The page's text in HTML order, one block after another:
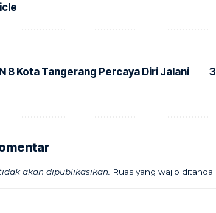
8 Kota Tangerang Percaya Diri Jalani
akan dipublikasikan. Ruas yang wajib ditandai